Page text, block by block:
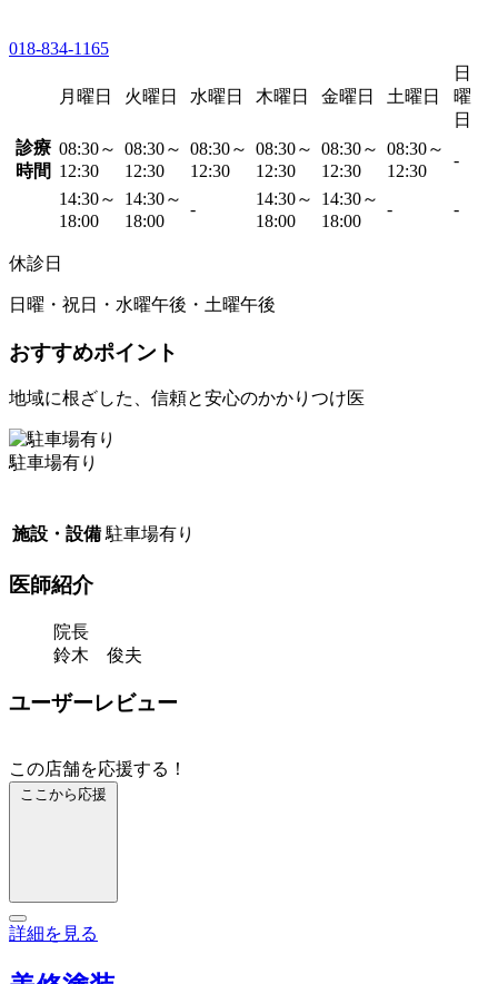
018-834-1165
月曜日 火曜日 水曜日 木曜日 金曜日 土曜日
日
曜
日
診療
時間
08:30～
12:30
08:30～
12:30
08:30～
12:30
08:30～
12:30
08:30～
12:30
08:30～
12:30
-
14:30～
18:00
14:30～
18:00
-
14:30～
18:00
14:30～
18:00
- -
休診日
日曜・祝日・水曜午後・土曜午後
おすすめポイント
地域に根ざした、信頼と安心のかかりつけ医
駐車場有り
施設・設備 駐車場有り
医師紹介
院長
鈴木 俊夫
ユーザーレビュー
この店舗を応援する！
ここから応援
詳細を見る